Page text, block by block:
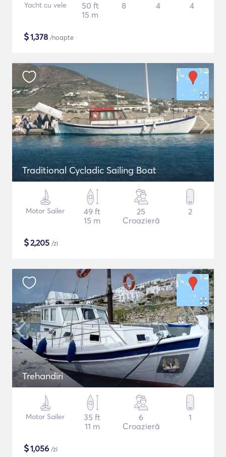
Yacht cu vele
50 ft
15 m
8 4 4
$1,378 /noapte
Traditional Cycladic Sailing Boat
Motor Sailer
49 ft
15 m
25
Croazieră
2
$2,205 /zi
Trehandiri
Motor Sailer
35 ft
11 m
6
Croazieră
1
$1,056 /zi